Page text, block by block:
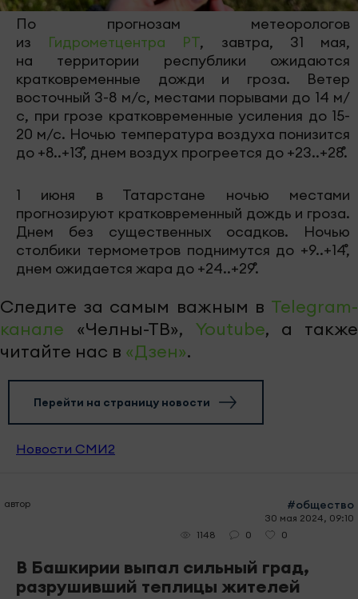
По прогнозам метеорологов
из Гидрометцентра РТ, завтра, 31 мая,
на территории республики ожидаются
кратковременные дожди и гроза. Ветер
восточный 3-8 м/с, местами порывами до 14 м/
с, при грозе кратковременные усиления до 15-
20 м/с. Ночью температура воздуха понизится
до +8..+13˚, днем воздух прогреется до +23..+28˚.
1 июня в Татарстане ночью местами
прогнозируют кратковременный дождь и гроза.
Днем без существенных осадков. Ночью
столбики термометров поднимутся до +9..+14˚,
днем ожидается жара до +24..+29˚.
Следите за самым важным в Telegram-
канале «Челны-ТВ», Youtube, а также
читайте нас в «Дзен».
Перейти на страницу новости
Новости СМИ2
автор #общество
30 мая 2024, 09:10
1148
0 0
В Башкирии выпал сильный град,
разрушивший теплицы жителей